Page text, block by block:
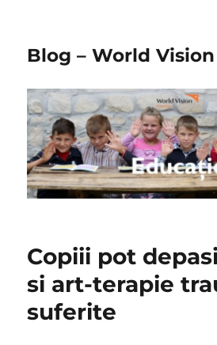
Blog – World
Copiii pot
si art-terapie
suferite